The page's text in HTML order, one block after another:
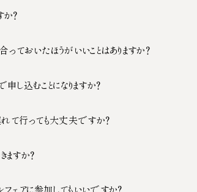
？
ておいたほうがいいことはありますか？
し込むことになりますか？
れて行っても大丈夫ですか？
すか？
ェアに参加してもいいですか？